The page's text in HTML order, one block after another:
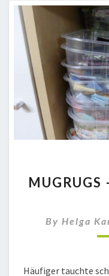
MUGRUGS
By Helga
Häufiger tauchte